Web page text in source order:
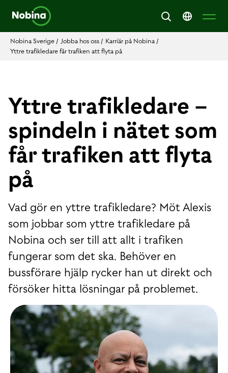
Nobina Sverige / Jobba hos oss / Karriär på Nobina /
Yttre trafikledare får trafiken att flyta på
Yttre trafikledare –
spindeln i nätet som
får trafiken att flyta
på
Vad gör en yttre trafikledare? Möt Alexis
som jobbar som yttre trafikledare på
Nobina och ser till att allt i trafiken
fungerar som det ska. Behöver en
bussförare hjälp rycker han ut direkt och
försöker hitta lösningar på problemet.